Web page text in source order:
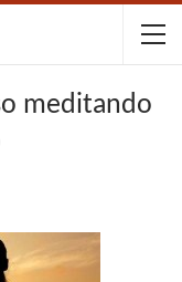
meditando